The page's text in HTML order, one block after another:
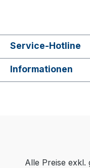
Service-Hotline
Informationen
Alle Preise exkl.